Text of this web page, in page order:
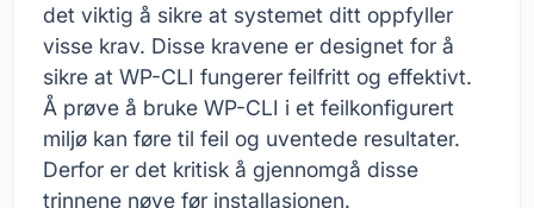
det viktig å sikre at systemet ditt oppfyller
visse krav. Disse kravene er designet for å
sikre at WP-CLI fungerer feilfritt og effektivt.
Å prøve å bruke WP-CLI i et feilkonfigurert
miljø kan føre til feil og uventede resultater.
Derfor er det kritisk å gjennomgå disse
trinnene nøye før installasjonen.